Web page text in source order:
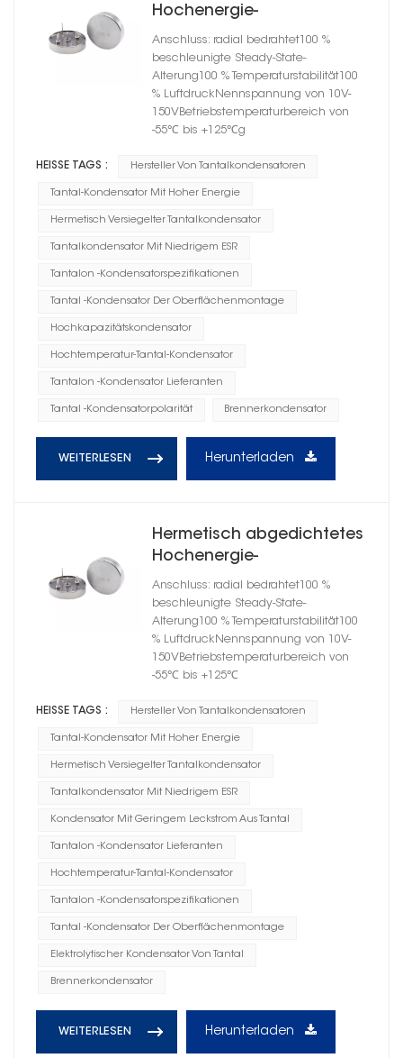
Hochenergie-
Tantalkondensator-
Zylindergehäuse D
Anschluss: radial bedrahtet100 %
beschleunigte Steady-State-
Alterung100 % Temperaturstabilität100
% LuftdruckNennspannung von 10V-
150VBetriebstemperaturbereich von
-55℃ bis +125℃g
HEISSE TAGS : Hersteller Von Tantalkondensatoren
Tantal-Kondensator Mit Hoher Energie
Hermetisch Versiegelter Tantalkondensator
Tantalkondensator Mit Niedrigem ESR
Tantalon -Kondensatorspezifikationen
Tantal -Kondensator Der Oberflächenmontage
Hochkapazitätskondensator
Hochtemperatur-Tantal-Kondensator
Tantalon -Kondensator Lieferanten
Tantal -Kondensatorpolarität Brennerkondensator
WEITERLESEN Herunterladen
Hermetisch abgedichtetes
Hochenergie-
Tantalkondensator-
Zylindergehäuse E
Anschluss: radial bedrahtet100 %
beschleunigte Steady-State-
Alterung100 % Temperaturstabilität100
% LuftdruckNennspannung von 10V-
150VBetriebstemperaturbereich von
-55℃ bis +125℃
HEISSE TAGS : Hersteller Von Tantalkondensatoren
Tantal-Kondensator Mit Hoher Energie
Hermetisch Versiegelter Tantalkondensator
Tantalkondensator Mit Niedrigem ESR
Kondensator Mit Geringem Leckstrom Aus Tantal
Tantalon -Kondensator Lieferanten
Hochtemperatur-Tantal-Kondensator
Tantalon -Kondensatorspezifikationen
Tantal -Kondensator Der Oberflächenmontage
Elektrolytischer Kondensator Von Tantal
Brennerkondensator
WEITERLESEN Herunterladen